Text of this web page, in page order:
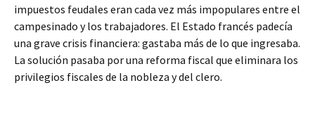
impuestos feudales eran cada vez más impopulares entre el
campesinado y los trabajadores. El Estado francés padecía
una grave crisis financiera: gastaba más de lo que ingresaba.
La solución pasaba por una reforma fiscal que eliminara los
privilegios fiscales de la nobleza y del clero.